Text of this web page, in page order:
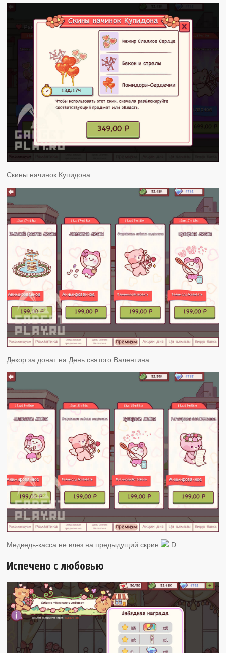
Скины начинок Купидона.
Декор за донат на День святого Валентина.
Медведь-касса не влез на предыдущий скрин
Испечено с любовью